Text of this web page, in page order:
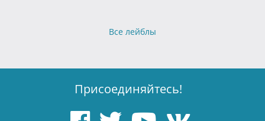
Все лейблы
Присоединяйтесь!